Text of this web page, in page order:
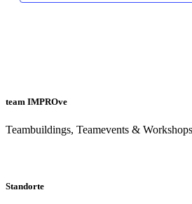
team IMPROve
Teambuildings, Teamevents &
Standorte